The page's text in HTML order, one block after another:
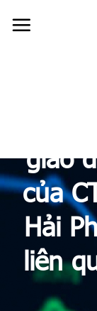
giao
của
Hải
liên